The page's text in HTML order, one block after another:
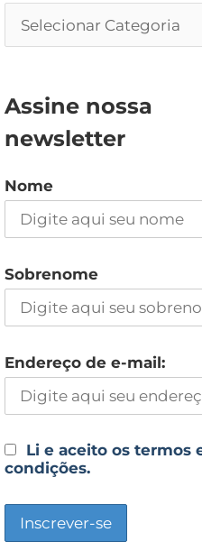
Assine nossa
newsletter
Nome
Sobrenome
Endereço de e-mail:
Li e aceito os termos
condições.